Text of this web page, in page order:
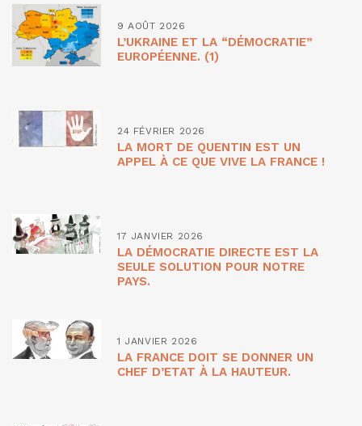
9 AOÛT 2026
L’UKRAINE ET LA “DÉMOCRATIE”
EUROPÉENNE. (1)
24 FÉVRIER 2026
LA MORT DE QUENTIN EST UN
APPEL À CE QUE VIVE LA FRANCE !
17 JANVIER 2026
LA DÉMOCRATIE DIRECTE EST LA
SEULE SOLUTION POUR NOTRE
PAYS.
1 JANVIER 2026
LA FRANCE DOIT SE DONNER UN
CHEF D’ETAT À LA HAUTEUR.